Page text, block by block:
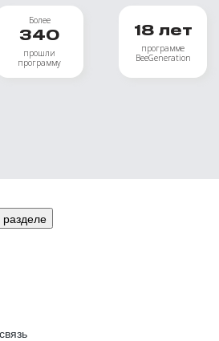
Более
340
прошли
программу
18 лет
программе
BeeGeneration